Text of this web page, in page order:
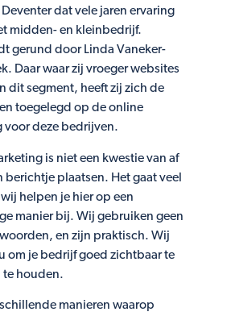
dat vele jaren ervaring
midden- en kleinbedrijf.
gerund door Linda Vaneker-
Daar waar zij vroeger websites
dit segment, heeft zij zich de
toegelegd op de online
voor deze bedrijven.
is niet een kwestie van af
berichtje plaatsen. Het gaat veel
helpen je hier op een
manier bij. Wij gebruiken geen
en zijn praktisch. Wij
om je bedrijf goed zichtbaar te
te houden.
manieren waarop